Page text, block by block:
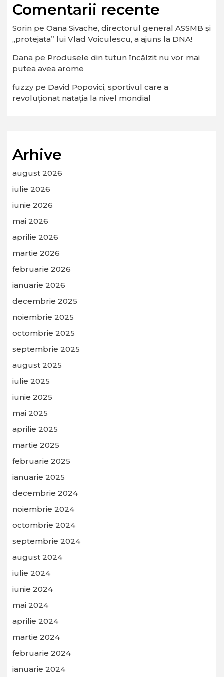
Comentarii recente
Sorin pe Oana Sivache, directorul general ASSMB și
„protejata” lui Vlad Voiculescu, a ajuns la DNA!
Dana pe Produsele din tutun încălzit nu vor mai
putea avea arome
fuzzype David Popovici, sportivul care a
revoluționat natația la nivel mondial
Arhive
august 2026
iulie 2026
iunie 2026
mai 2026
aprilie 2026
martie 2026
februarie 2026
ianuarie 2026
decembrie 2025
noiembrie 2025
octombrie 2025
septembrie 2025
august 2025
iulie 2025
iunie 2025
mai 2025
aprilie 2025
martie 2025
februarie 2025
ianuarie 2025
decembrie 2024
noiembrie 2024
octombrie 2024
septembrie 2024
august 2024
iulie 2024
iunie 2024
mai 2024
aprilie 2024
martie 2024
februarie 2024
ianuarie 2024